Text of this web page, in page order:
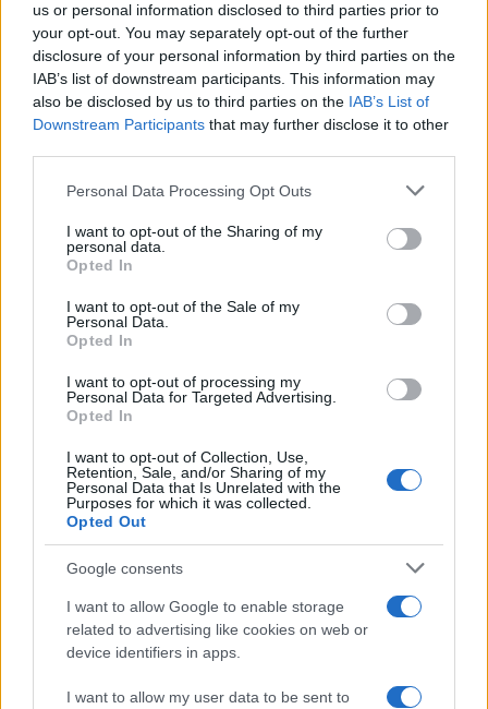
us or personal information disclosed to third parties prior to
your opt-out. You may separately opt-out of the further
disclosure of your personal information by third parties on the
IAB’s list of downstream participants. This information may
also be disclosed by us to third parties on the IAB’s List of
Downstream Participants that may further disclose it to other
Please note that this website/app uses one or more Google
not limited to your visit or usage behaviour. You may click to
grant or deny consent to Google and its third-party tags to
use your data for below specified purposes in below Google
consent section.
Personal Data Processing Opt Outs
I want to opt-out of the Sharing of my
personal data.
Opted In
I want to opt-out of the Sale of my
Personal Data.
Opted In
I want to opt-out of processing my
Personal Data for Targeted Advertising.
Opted In
I want to opt-out of Collection, Use,
Retention, Sale, and/or Sharing of my
Personal Data that Is Unrelated with the
Purposes for which it was collected.
Opted Out
Google consents
I want to allow Google to enable storage
related to advertising like cookies on web or
device identifiers in apps.
I want to allow my user data to be sent to
HOW TO
Bitcoin a largo plazo: cómo aplicar DCA y
controlar el riesgo en inversiones cripto
¿Quieres que tu inversión en bitcoin sea más predecible? Aprende a
comprar en periodos regulares y a proteger tu capital con herramientas…
Diego Martín · 9 Jun 2026
1 2 … 4 →